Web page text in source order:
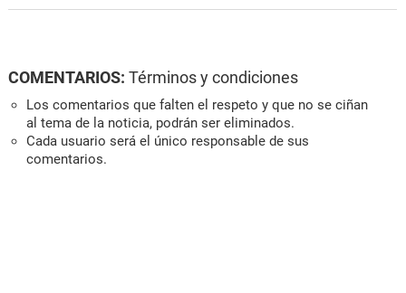
COMENTARIOS: Términos y condiciones
Los comentarios que falten el respeto y que no se ciñan
al tema de la noticia, podrán ser eliminados.
Cada usuario será el único responsable de sus
comentarios.